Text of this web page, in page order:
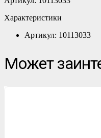
Характеристики
Артикул: 10113033
Может